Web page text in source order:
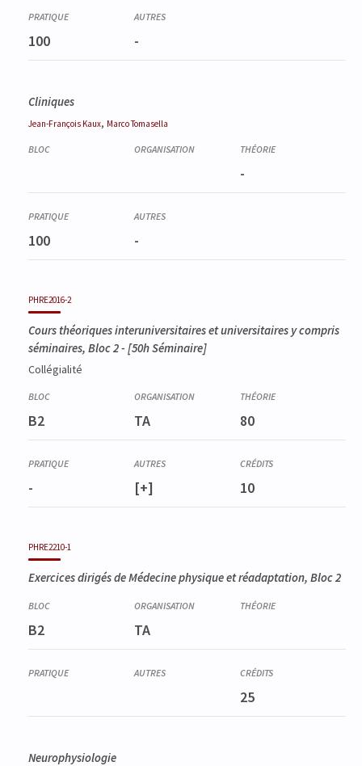
100 -
Cliniques
Jean-François Kaux, MarcoTomasella
-
100 -
PHRE2016-2
Cours théoriques interuniversitaires et universitaires y compris
séminaires, Bloc 2- [50h Séminaire]
Collégialité
B2 TA 80
- [+] 10
PHRE2210-1
Exercices dirigés de Médecine physique et réadaptation, Bloc 2
B2 TA
25
Neurophysiologie